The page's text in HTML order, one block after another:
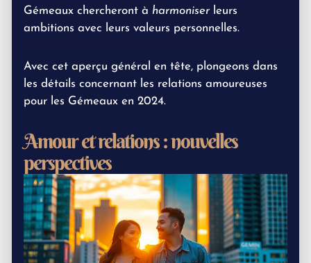
Gémeaux chercheront à harmoniser leurs
ambitions avec leurs valeurs personnelles.
Avec cet aperçu général en tête, plongeons dans
les détails concernant les relations amoureuses
pour les Gémeaux en 2024.
Amour et relations : nouvelles
perspectives